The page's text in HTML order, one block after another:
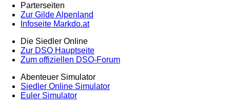
Parterseiten
Zur Gilde Alpenland
Infoseite Markdo.at
Die Siedler Online
Zur DSO Hauptseite
Zum offiziellen DSO-Forum
Abenteuer Simulator
Siedler Online Simulator
Euler Simulator